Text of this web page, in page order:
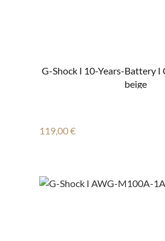
G-Shock I 10-Years-Battery I
beige
Regulärer Preis:
119,00 €